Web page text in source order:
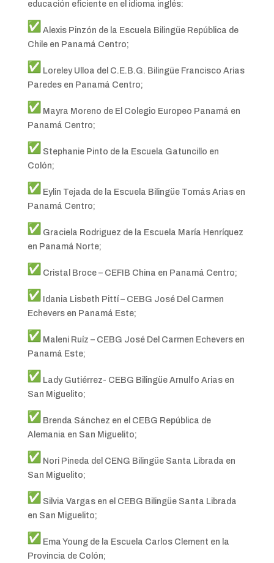
educación eficiente en el idioma inglés:
Alexis Pinzón de la Escuela Bilingüe República de
Chile en Panamá Centro;
Loreley Ulloa del C.E.B.G. Bilingüe Francisco Arias
Paredes en Panamá Centro;
Mayra Moreno de El Colegio Europeo Panamá en
Panamá Centro;
Stephanie Pinto de la Escuela Gatuncillo en
Colón;
Eylin Tejada de la Escuela Bilingüe Tomás Arias en
Panamá Centro;
Graciela Rodriguez de la Escuela María Henríquez
en Panamá Norte;
Cristal Broce – CEFIB China en Panamá Centro;
Idania Lisbeth Pittí – CEBG José Del Carmen
Echevers en Panamá Este;
Maleni Ruíz – CEBG José Del Carmen Echevers en
Panamá Este;
Lady Gutiérrez- CEBG Bilingüe Arnulfo Arias en
San Miguelito;
Brenda Sánchez en el CEBG República de
Alemania en San Miguelito;
Nori Pineda del CENG Bilingüe Santa Librada en
San Miguelito;
Silvia Vargas en el CEBG Bilingüe Santa Librada
en San Miguelito;
Ema Young de la Escuela Carlos Clement en la
Provincia de Colón;